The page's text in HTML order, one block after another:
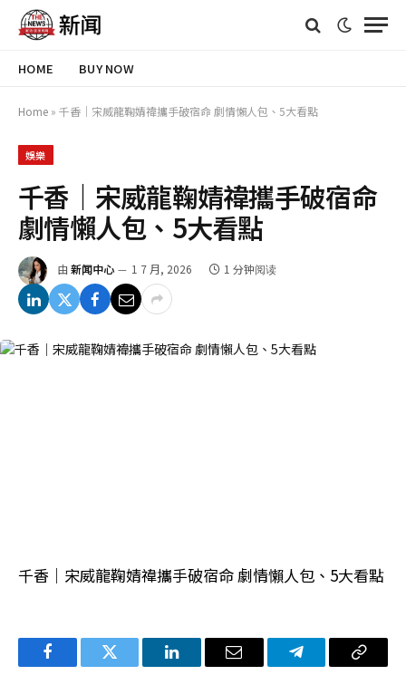
HOME BUY NOW
Home » 千香｜宋威龍鞠婧禕攜手破宿命 劇情懶人包、5大看點
娛樂
千香｜宋威龍鞠婧禕攜手破宿命
劇情懶人包、5大看點
由 新闻中心 1 7 月, 2026 1 分钟阅读
千香｜宋威龍鞠婧禕攜手破宿命 劇情懶人包、5大看點
FacebookTwitter LinkedIn电
Telegram复